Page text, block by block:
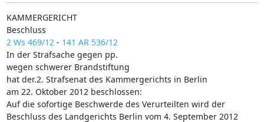
KAMMERGERICHT
Beschluss
2 Ws 469/12 - 141 AR 536/12
In der Strafsache gegen pp.
wegen schwerer Brandstiftung
hat der.2. Strafsenat des Kammergerichts in Berlin
am 22. Oktober 2012 beschlossen:
Auf die sofortige Beschwerde des Verurteilten wird der
Beschluss des Landgerichts Berlin vom 4. September 2012